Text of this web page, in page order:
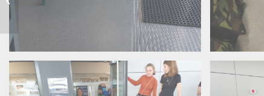
auswärts an